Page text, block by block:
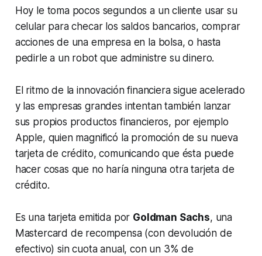
Hoy le toma pocos segundos a un cliente usar su
celular para checar los saldos bancarios, comprar
acciones de una empresa en la bolsa, o hasta
pedirle a un robot que administre su dinero.
El ritmo de la innovación financiera sigue acelerado
y las empresas grandes intentan también lanzar
sus propios productos financieros, por ejemplo
Apple, quien magnificó la promoción de su nueva
tarjeta de crédito, comunicando que ésta puede
hacer cosas que no haría ninguna otra tarjeta de
crédito.
Es una tarjeta emitida por Goldman Sachs, una
Mastercard de recompensa (con devolución de
efectivo) sin cuota anual, con un 3% de